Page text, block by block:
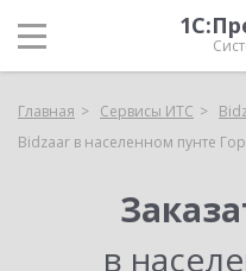
Главная Сервисы ИТС
Bidzaar в населенном пунте
в